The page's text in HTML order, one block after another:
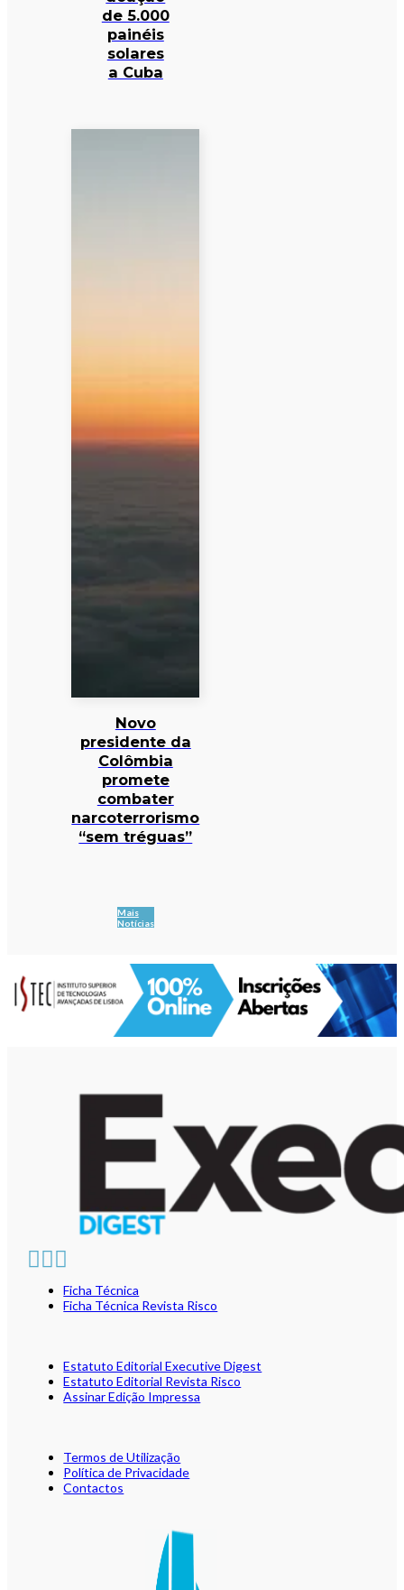
de 5.000
painéis
solares
a Cuba
Novo
presidente da
Colômbia
promete
combater
narcoterrorismo
“sem tréguas”
Mais
Notícias
Ficha Técnica
Ficha Técnica Revista Risco
Estatuto Editorial Executive Digest
Estatuto Editorial Revista Risco
Assinar Edição Impressa
Termos de Utilização
Política de Privacidade
Contactos